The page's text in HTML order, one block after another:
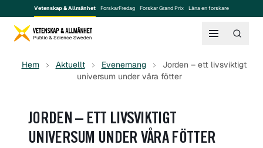
Vetenskap & Allmänhet ForskarFredag Forskar Grand Prix Låna en forskare
Hem Aktuellt Evenemang
Jorden – ett livsviktigt
universum under våra fötter
JORDEN – ETT LIVSVIKTIGT
UNIVERSUM UNDER VÅRA FÖTTER